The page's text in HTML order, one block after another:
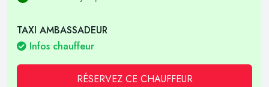
TAXI AMBASSADEUR
Infos chauffeur
RÉSERVEZ CE CHAUFFEUR